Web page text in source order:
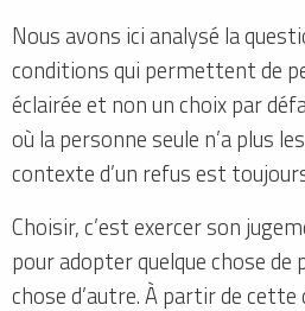
Nous avons ici analysé la
conditions qui permettent de
éclairée et non un choix par
où la personne seule n’a plus
contexte d’un refus est
Choisir, c’est exercer son
pour adopter quelque chose de
chose d’autre. À partir de